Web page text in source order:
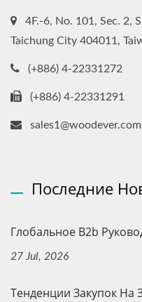
4F.-6, No. 101, Sec. 2,
Taichung City 404011,
(+886) 4-22331272
(+886) 4-22331291
Последние
Глобальное B2b
27 Jul, 2026
Тенденции Закупок На